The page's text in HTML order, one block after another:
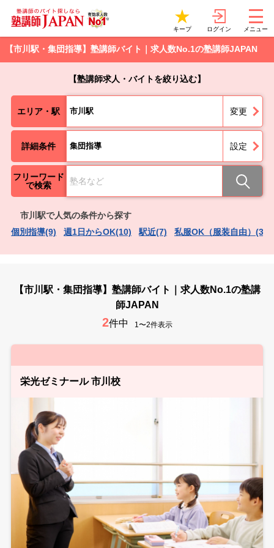
キープ ログイン メニュー
【市川駅・集団指導】塾講師バイト｜求人数No.1の塾講師JAPAN
【塾講師求人・バイトを絞り込む】
エリア・駅 市川駅 変更
詳細条件 集団指導 設定
フリーワード
で検索
市川駅で人気の条件から探す
個別指導(9)
週1日からOK(10) 駅近(7) 私服OK（服装自由）(3)
【市川駅・集団指導】塾講師バイト｜求人数No.1の塾講
師JAPAN
2件中 1〜2件表示
栄光ゼミナール 市川校